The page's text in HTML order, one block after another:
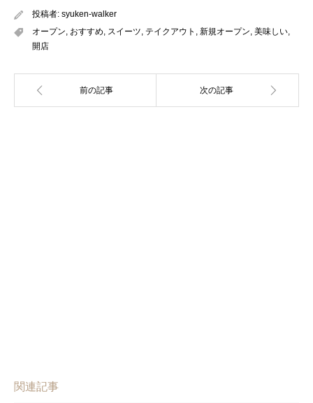
投稿者: syuken-walker
オープン おすすめ スイーツ テイクアウト 新規オープン 美味しい
開店
関連記事